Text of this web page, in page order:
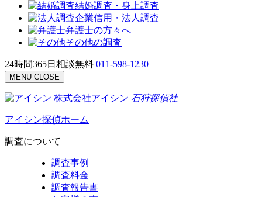
結婚調査・身上調査
企業信用・法人調査
弁護士の方々へ
その他の調査
24時間365日相談無料 011-598-1230
MENU CLOSE
株式会社アイシン 石狩探偵社
アイシン探偵ホーム
調査について
調査事例
調査料金
調査報告書